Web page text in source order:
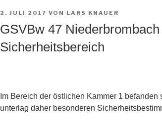
VERÖFFENTLICHT
AM
2. JULI 2017 VON LARS KNAUER
GSVBw 47
Sicherheitsbereich
Im Bereich der östlichen Kammer 1
unterlag daher besonderen